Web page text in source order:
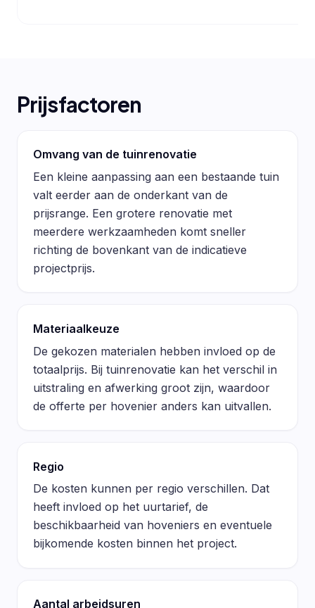
Prijsfactoren
Omvang van de tuinrenovatie
Een kleine aanpassing aan een bestaande tuin
valt eerder aan de onderkant van de
prijsrange. Een grotere renovatie met
meerdere werkzaamheden komt sneller
richting de bovenkant van de indicatieve
projectprijs.
Materiaalkeuze
De gekozen materialen hebben invloed op de
totaalprijs. Bij tuinrenovatie kan het verschil in
uitstraling en afwerking groot zijn, waardoor
de offerte per hovenier anders kan uitvallen.
Regio
De kosten kunnen per regio verschillen. Dat
heeft invloed op het uurtarief, de
beschikbaarheid van hoveniers en eventuele
bijkomende kosten binnen het project.
Aantal arbeidsuren